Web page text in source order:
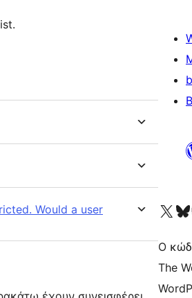
Would a user
Visit our XVisit
Ο
The